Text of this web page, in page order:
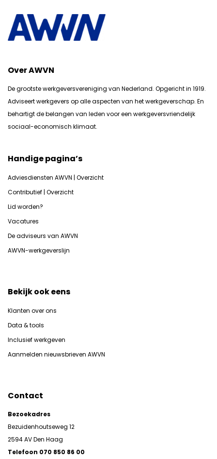
Over AWVN
De grootste werkgeversvereniging van Nederland. Opgericht in 1919.
Adviseert werkgevers op alle aspecten van het werkgeverschap. En
behartigt de belangen van leden voor een werkgeversvriendelijk
sociaal-economisch klimaat.
Handige pagina’s
Adviesdiensten AWVN | Overzicht
Contributief | Overzicht
Lid worden?
Vacatures
De adviseurs van AWVN
AWVN-werkgeverslijn
Bekijk ook eens
Klanten over ons
Data & tools
Inclusief werkgeven
Aanmelden nieuwsbrieven AWVN
Contact
Bezoekadres
Bezuidenhoutseweg 12
2594 AV Den Haag
Telefoon 070 850 86 00